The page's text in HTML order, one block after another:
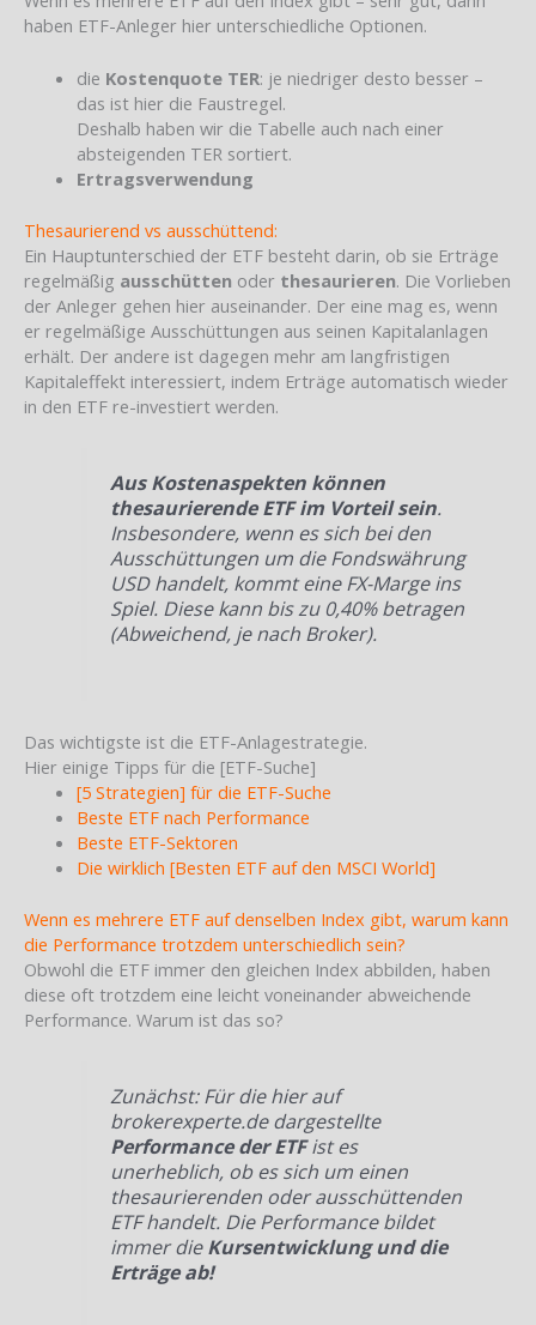
haben ETF-Anleger hier unterschiedliche Optionen.
die Kostenquote TER: je niedriger desto besser –
das ist hier die Faustregel.
Deshalb haben wir die Tabelle auch nach einer
absteigenden TER sortiert.
Ertragsverwendung
Thesaurierend vs ausschüttend:
Ein Hauptunterschied der ETF besteht darin, ob sie Erträge
regelmäßig ausschütten oder thesaurieren. Die Vorlieben
der Anleger gehen hier auseinander. Der eine mag es, wenn
er regelmäßige Ausschüttungen aus seinen Kapitalanlagen
erhält. Der andere ist dagegen mehr am langfristigen
Kapitaleffekt interessiert, indem Erträge automatisch wieder
in den ETF re-investiert werden.
Aus Kostenaspekten können
thesaurierende ETF im Vorteil sein.
Insbesondere, wenn es sich bei den
Ausschüttungen um die Fondswährung
USD handelt, kommt eine FX-Marge ins
Spiel. Diese kann bis zu 0,40% betragen
(Abweichend, je nach Broker).
Das wichtigste ist die ETF-Anlagestrategie.
Hier einige Tipps für die [ETF-Suche]
[5 Strategien] für die ETF-Suche
Beste ETF nach Performance
Beste ETF-Sektoren
Die wirklich [Besten ETF auf den MSCI World]
Wenn es mehrere ETF auf denselben Index gibt, warum kann
die Performance trotzdem unterschiedlich sein?
Obwohl die ETF immer den gleichen Index abbilden, haben
diese oft trotzdem eine leicht voneinander abweichende
Performance. Warum ist das so?
Zunächst: Für die hier auf
brokerexperte.de dargestellte
Performance der ETFist es
unerheblich, ob es sich um einen
thesaurierenden oder ausschüttenden
ETF handelt. Die Performance bildet
immer dieKursentwicklung und die
Erträge ab!